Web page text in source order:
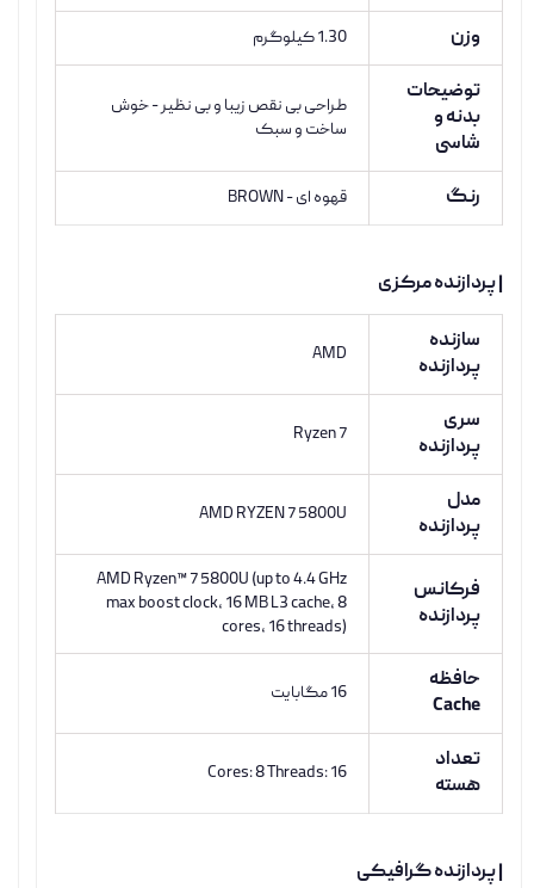
وزن 1.30 کیلوگرم
توضیحات
بدنه و
شاسی
طراحی بی نقص زیبا و بی نظیر - خوش
ساخت و سبک
رنگ قهوه ای - BROWN
| پردازنده مرکزی
سازنده
پردازنده
AMD
سری
پردازنده
Ryzen 7
مدل
پردازنده
AMD RYZEN 7 5800U
فرکانس
پردازنده
AMD Ryzen™ 7 5800U (up to 4.4 GHz
max boost clock, 16 MB L3 cache, 8
cores, 16 threads)
حافظه
Cache
16 مگابایت
تعداد
هسته
Cores: 8 Threads: 16
| پردازنده گرافیکی